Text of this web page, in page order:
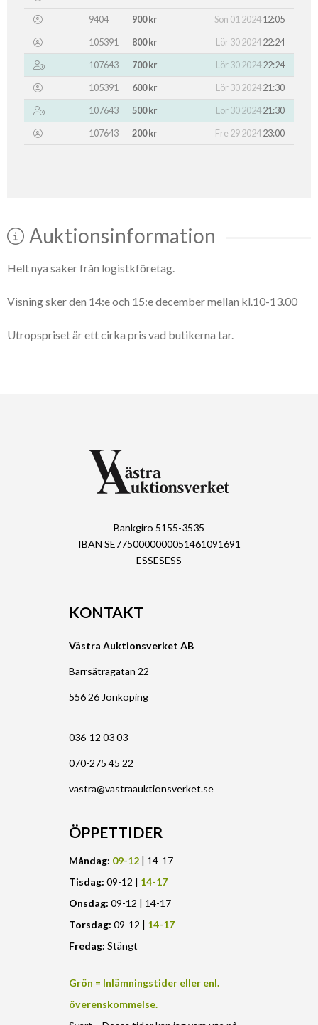
9404
900 kr Sön 01 202412:05
105391
800 kr Lör 30 202422:24
107643
700 kr Lör 30 202422:24
105391
600 kr Lör 30 202421:30
107643
500 kr Lör 30 202421:30
107643
200 kr Fre 29 202423:00
Auktionsinformation
Helt nya saker från logistkföretag.
Visning sker den 14:e och 15:e december mellan kl.10-13.00
Utropspriset är ett cirka pris vad butikerna tar.
Bankgiro 5155-3535
IBAN SE7750000000051461091691
ESSESESS
KONTAKT
Västra Auktionsverket AB
Barrsätragatan 22
556 26 Jönköping
036-12 03 03
070-275 45 22
vastra@vastraauktionsverket.se
ÖPPETTIDER
Måndag: 09-12 | 14-17
Tisdag: 09-12 | 14-17
Onsdag: 09-12 | 14-17
Torsdag: 09-12 | 14-17
Fredag: Stängt
Grön = Inlämningstider eller enl.
överenskommelse.